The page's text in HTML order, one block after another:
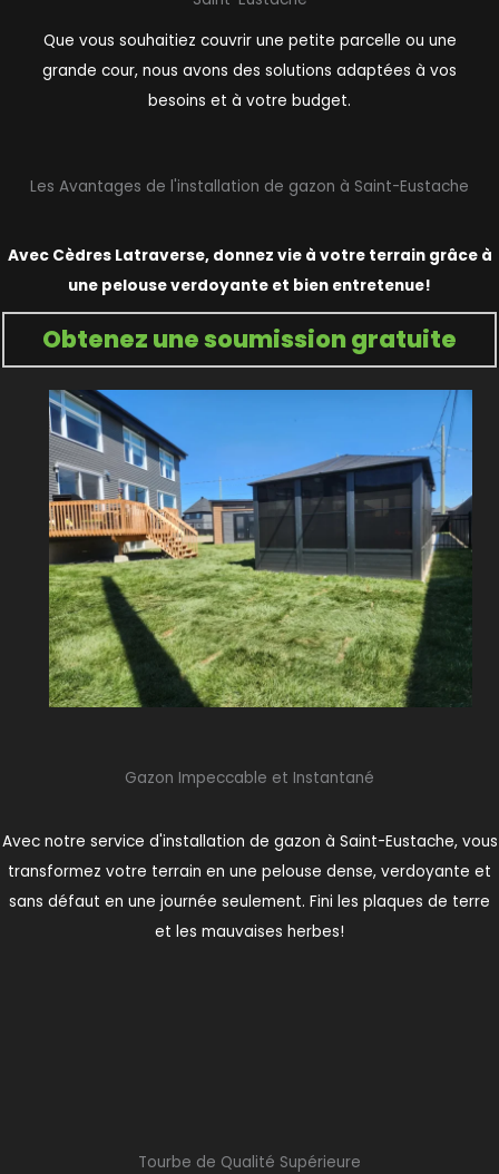
Que vous souhaitiez couvrir une petite parcelle ou une
grande cour, nous avons des solutions adaptées à vos
besoins et à votre budget.
Les Avantages de l'installation de gazon à Saint-Eustache
Avec Cèdres Latraverse, donnez vie à votre terrain grâce à
une pelouse verdoyante et bien entretenue!
Obtenez une soumission gratuite
Gazon Impeccable et Instantané
Avec notre service d'installation de gazon à Saint-Eustache, vous
transformez votre terrain en une pelouse dense, verdoyante et
sans défaut en une journée seulement. Fini les plaques de terre
et les mauvaises herbes!
Tourbe de Qualité Supérieure